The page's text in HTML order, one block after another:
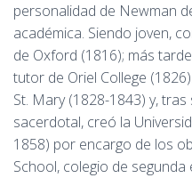
personalidad de Newman
académica. Siendo joven,
de Oxford (1816); más
tutor de Oriel College
St. Mary (1828-1843) y,
sacerdotal, creó la
1858) por encargo de los
School, colegio de